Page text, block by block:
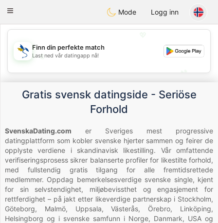
SvenskaDating
Toggle
Mode Logg inn
💖
💕
Finn din perfekte match
Last ned vår datingapp nå!
Gratis svensk datingside - Seriöse
Forhold
SvenskaDating.com er Sveriges mest progressive
datingplattform som kobler svenske hjerter sammen og feirer de
opplyste verdiene i skandinavisk likestilling. Vår omfattende
verifiseringsprosess sikrer balanserte profiler for likestilte forhold,
med fullstendig gratis tilgang for alle fremtidsrettede
medlemmer. Oppdag bemerkelsesverdige svenske single, kjent
for sin selvstendighet, miljøbevissthet og engasjement for
rettferdighet – på jakt etter likeverdige partnerskap i Stockholm,
Göteborg, Malmö, Uppsala, Västerås, Örebro, Linköping,
Helsingborg og i svenske samfunn i Norge, Danmark, USA og